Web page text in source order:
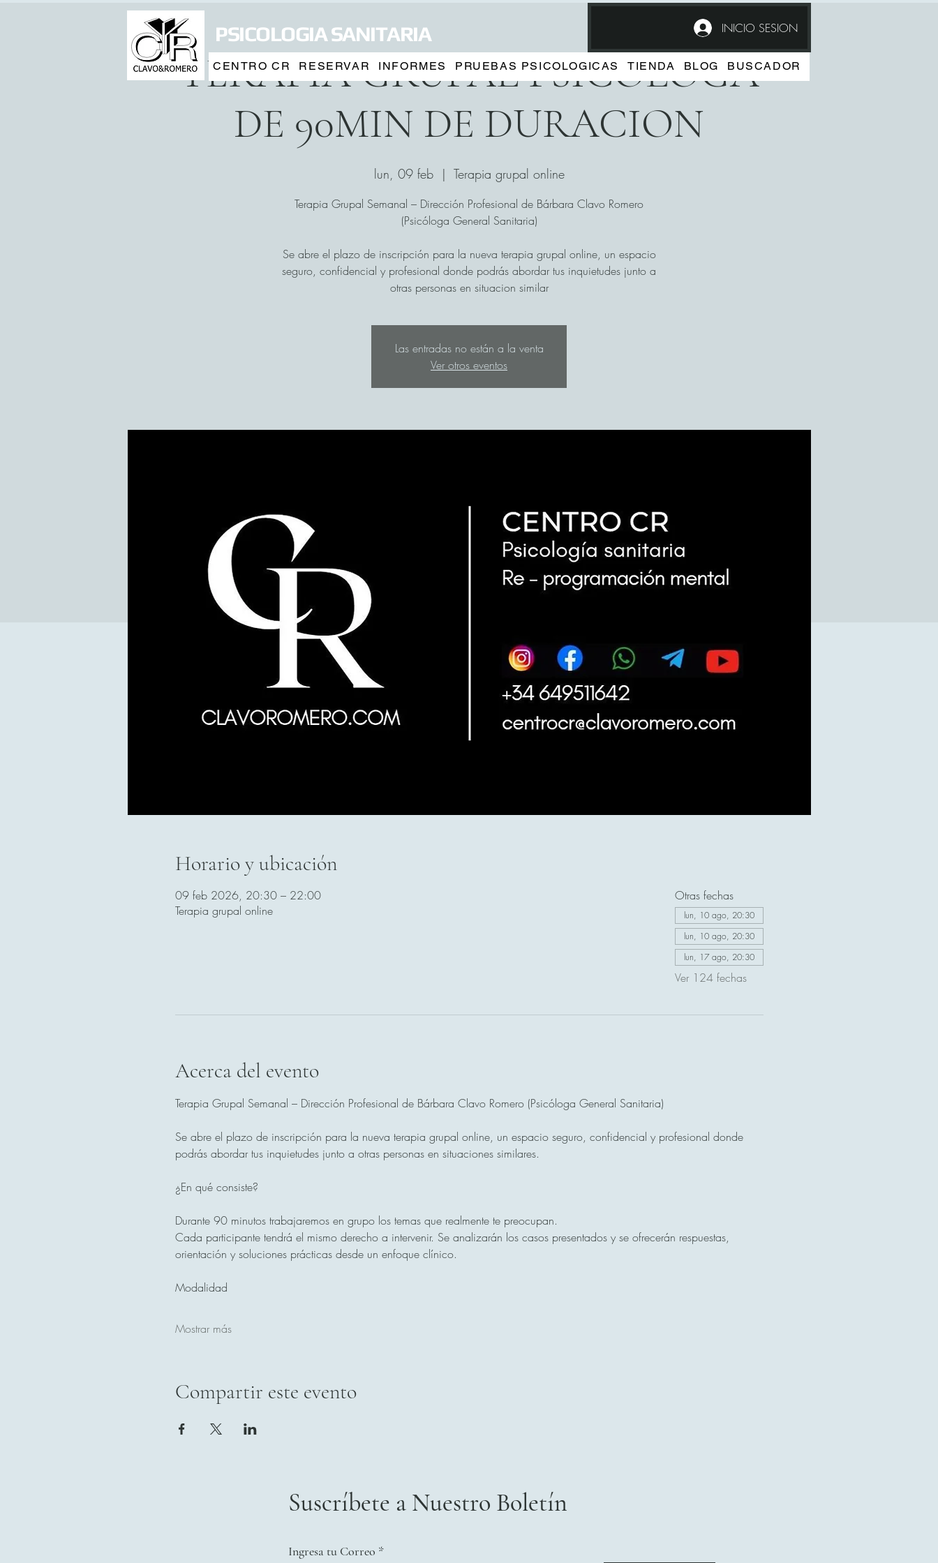
TERAPIA GRUPAL PSICOLOGA
DE 90MIN DE DURACION
lun, 09 feb
  |
Terapia grupal online
Terapia Grupal Semanal – Dirección Profesional de Bárbara Clavo Romero
(Psicóloga General Sanitaria)
Se abre el plazo de inscripción para la nueva terapia grupal online, un espacio
seguro, confidencial y profesional donde podrás abordar tus inquietudes junto a
otras personas en situacion similar
Las entradas no están a la venta
Ver otros eventos
Horario y ubicación
09 feb 2026, 20:30 – 22:00
Terapia grupal online
Otras fechas
lun, 10 ago, 20:30
lun, 10 ago, 20:30
lun, 17 ago, 20:30
Ver 124 fechas
Acerca del evento
Terapia Grupal Semanal – Dirección Profesional de Bárbara Clavo Romero (Psicóloga General Sanitaria)
Se abre el plazo de inscripción para la nueva terapia grupal online, un espacio seguro, confidencial y profesional donde
podrás abordar tus inquietudes junto a otras personas en situaciones similares.
¿En qué consiste?
Durante 90 minutos trabajaremos en grupo los temas que realmente te preocupan.
Cada participante tendrá el mismo derecho a intervenir. Se analizarán los casos presentados y se ofrecerán respuestas,
orientación y soluciones prácticas desde un enfoque clínico.
Modalidad
Mostrar más
Compartir este evento
CENTRO CR RESERVAR INFORMES PRUEBAS PSICOLOGICAS TIENDA BLOG BUSCADOR
INICIO SESION
PSICOLOGIA SANITARIA
Suscríbete a Nuestro Boletín
Ingresa tu Correo